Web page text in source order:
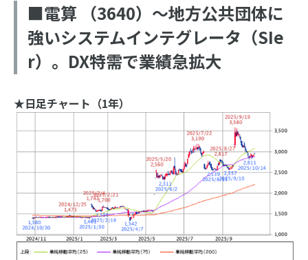
■電算 （3640）～地方公共団体に
強いシステムインテグレータ（SIe
r）。DX特需で業績急拡大
★日足チャート（1年）